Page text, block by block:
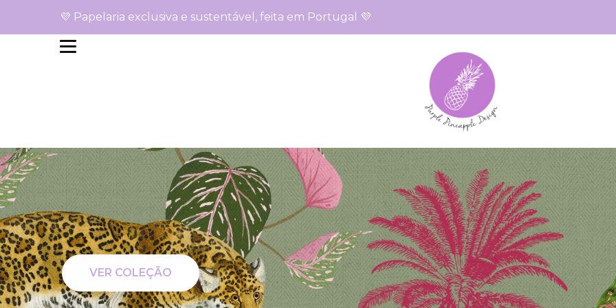
💜 Papelaria exclusiva e sustentável, feita em Portugal 💜
VER COLEÇÃO
Purple Pineapple Design